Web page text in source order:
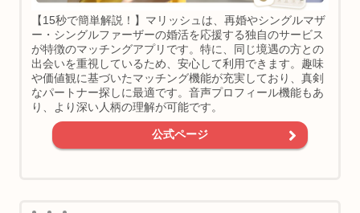
【15秒で簡単解説！】マリッシュは、再婚やシングルマザ
ー・シングルファーザーの婚活を応援する独自のサービス
が特徴のマッチングアプリです。特に、同じ境遇の方との
出会いを重視しているため、安心して利用できます。趣味
や価値観に基づいたマッチング機能が充実しており、真剣
なパートナー探しに最適です。音声プロフィール機能もあ
り、より深い人柄の理解が可能です。
公式ページ